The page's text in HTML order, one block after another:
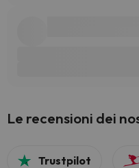
Le recensioni dei
Trustpilot